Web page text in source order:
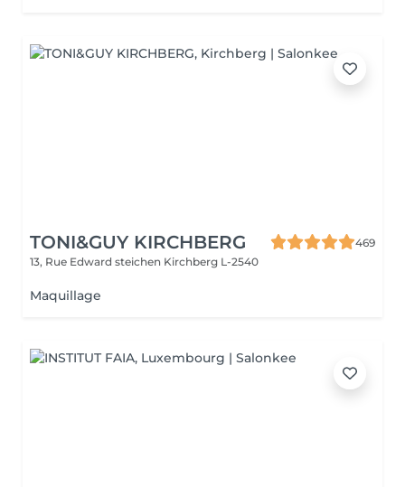
TONI&GUY KIRCHBERG
469
13, Rue Edward steichen Kirchberg L-2540
Maquillage